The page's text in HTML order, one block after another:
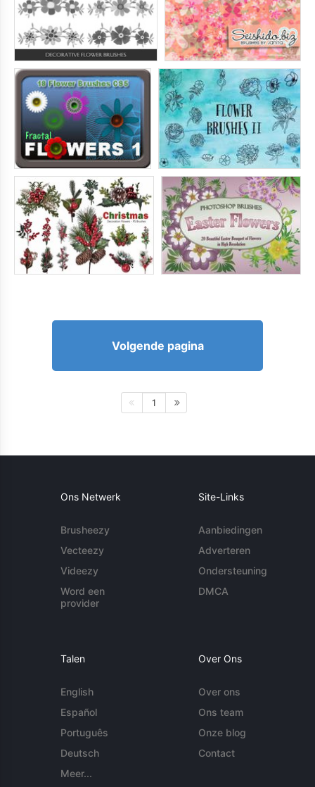
Volgende pagina
1
Ons Netwerk
Brusheezy
Vecteezy
Videezy
Word een
provider
Site-Links
Aanbiedingen
Adverteren
Ondersteuning
DMCA
Talen
English
Español
Português
Deutsch
Meer...
Over Ons
Over ons
Ons team
Onze blog
Contact